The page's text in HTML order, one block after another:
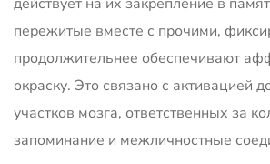
пережитые вместе с прочими,
продолжительнее обеспечивают
окраску. Это связано с активацией
участков мозга, ответственных за
запоминание и межличностные